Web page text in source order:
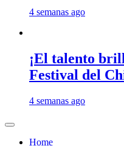
4 semanas ago
¡El talento
Festival del
4 semanas ago
Home